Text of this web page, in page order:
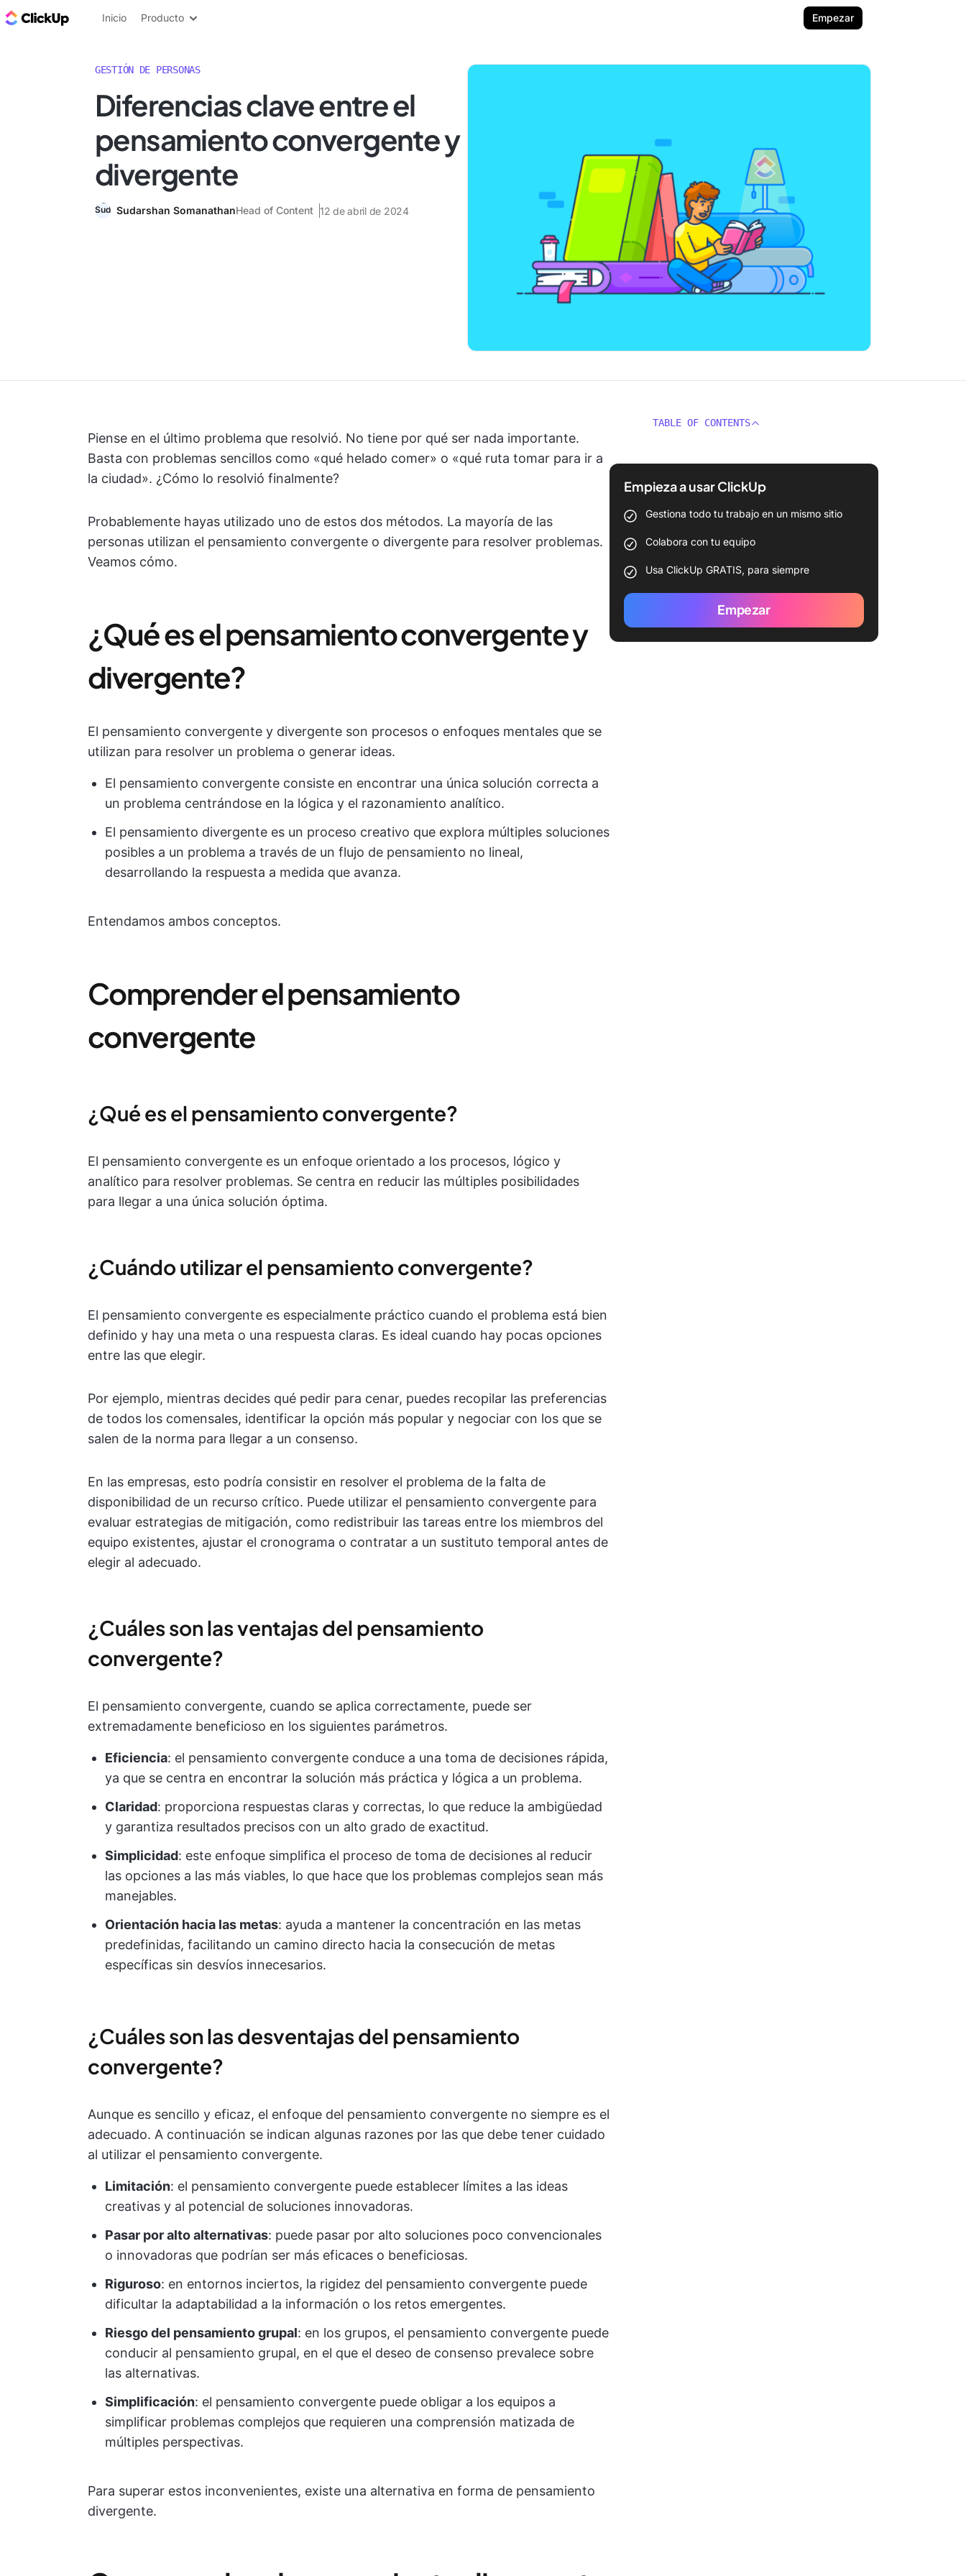
ClickUp Blog
Inicio Producto Empezar
GESTIÓN DE PERSONAS
Diferencias clave entre el
pensamiento convergente y
divergente
Sudarshan SomanathanHead of Content 12 de abril de 2024
Piense en el último problema que resolvió. No tiene por qué ser nada importante.
Basta con problemas sencillos como «qué helado comer» o «qué ruta tomar para ir a
la ciudad». ¿Cómo lo resolvió finalmente?
Probablemente hayas utilizado uno de estos dos métodos. La mayoría de las
personas utilizan el pensamiento convergente o divergente para resolver problemas.
Veamos cómo.
¿Qué es el pensamiento convergente y
divergente?
El pensamiento convergente y divergente son procesos o enfoques mentales que se
utilizan para resolver un problema o generar ideas.
El pensamiento convergente consiste en encontrar una única solución correcta a
un problema centrándose en la lógica y el razonamiento analítico.
El pensamiento divergente es un proceso creativo que explora múltiples soluciones
posibles a un problema a través de un flujo de pensamiento no lineal,
desarrollando la respuesta a medida que avanza.
Entendamos ambos conceptos.
Comprender el pensamiento
convergente
¿Qué es el pensamiento convergente?
El pensamiento convergente es un enfoque orientado a los procesos, lógico y
analítico para resolver problemas. Se centra en reducir las múltiples posibilidades
para llegar a una única solución óptima.
¿Cuándo utilizar el pensamiento convergente?
El pensamiento convergente es especialmente práctico cuando el problema está bien
definido y hay una meta o una respuesta claras. Es ideal cuando hay pocas opciones
entre las que elegir.
Por ejemplo, mientras decides qué pedir para cenar, puedes recopilar las preferencias
de todos los comensales, identificar la opción más popular y negociar con los que se
salen de la norma para llegar a un consenso.
En las empresas, esto podría consistir en resolver el problema de la falta de
disponibilidad de un recurso crítico. Puede utilizar el pensamiento convergente para
evaluar estrategias de mitigación, como redistribuir las tareas entre los miembros del
equipo existentes, ajustar el cronograma o contratar a un sustituto temporal antes de
elegir al adecuado.
¿Cuáles son las ventajas del pensamiento
convergente?
El pensamiento convergente, cuando se aplica correctamente, puede ser
extremadamente beneficioso en los siguientes parámetros.
Eficiencia: el pensamiento convergente conduce a una toma de decisiones rápida,
ya que se centra en encontrar la solución más práctica y lógica a un problema.
Claridad: proporciona respuestas claras y correctas, lo que reduce la ambigüedad
y garantiza resultados precisos con un alto grado de exactitud.
Simplicidad: este enfoque simplifica el proceso de toma de decisiones al reducir
las opciones a las más viables, lo que hace que los problemas complejos sean más
manejables.
Orientación hacia las metas: ayuda a mantener la concentración en las metas
predefinidas, facilitando un camino directo hacia la consecución de metas
específicas sin desvíos innecesarios.
¿Cuáles son las desventajas del pensamiento
convergente?
Aunque es sencillo y eficaz, el enfoque del pensamiento convergente no siempre es el
adecuado. A continuación se indican algunas razones por las que debe tener cuidado
al utilizar el pensamiento convergente.
Limitación: el pensamiento convergente puede establecer límites a las ideas
creativas y al potencial de soluciones innovadoras.
Pasar por alto alternativas: puede pasar por alto soluciones poco convencionales
o innovadoras que podrían ser más eficaces o beneficiosas.
Riguroso: en entornos inciertos, la rigidez del pensamiento convergente puede
dificultar la adaptabilidad a la información o los retos emergentes.
Riesgo del pensamiento grupal: en los grupos, el pensamiento convergente puede
conducir al pensamiento grupal, en el que el deseo de consenso prevalece sobre
las alternativas.
Simplificación: el pensamiento convergente puede obligar a los equipos a
simplificar problemas complejos que requieren una comprensión matizada de
múltiples perspectivas.
Para superar estos inconvenientes, existe una alternativa en forma de pensamiento
divergente.
TABLE OF CONTENTS
Empieza a usar ClickUp
Gestiona todo tu trabajo en un mismo sitio
Colabora con tu equipo
Usa ClickUp GRATIS, para siempre
Empezar